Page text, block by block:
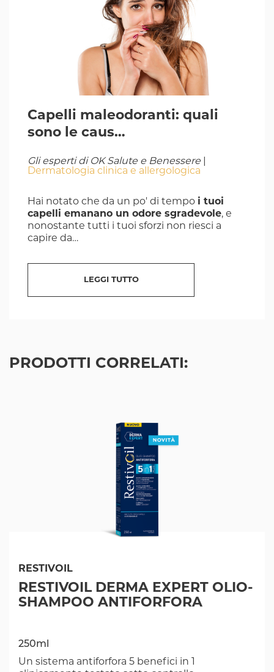
Capelli maleodoranti: quali
sono le caus…
Gli esperti di OK Salute e Benessere
Dermatologia clinica e allergologica
Hai notato che da un po' di tempo i tuoi
capelli emanano un odore sgradevole, e
nonostante tutti i tuoi sforzi non riesci a
capire da…
LEGGI TUTTO
PRODOTTI CORRELATI:
RESTIVOIL
RESTIVOIL DERMA EXPERT OLIO-
SHAMPOO ANTIFORFORA
250ml
Un sistema antiforfora 5 benefici in 1